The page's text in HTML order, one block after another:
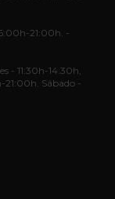
21:00h. -
- 11:30h-14:30h,
21:00h. Sábado -